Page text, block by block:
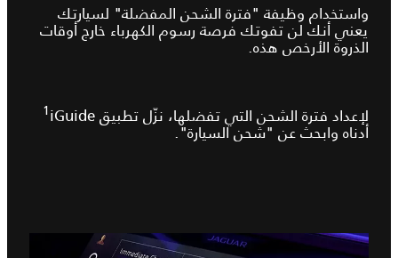
واستخدام وظيفة "فترة الشحن المفضلة" لسيارتك
يعني أنك لن تفوتك فرصة رسوم الكهرباء خارج أوقات
الذروة الأرخص هذه.
لإعداد فترة الشحن التي تفضلها، نزّل تطبيق iGuide‏ 1
أدناه وابحث عن "شحن السيارة".